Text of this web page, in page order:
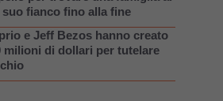
fianco fino alla fine
e Jeff Bezos hanno creato
milioni di dollari per tutelare